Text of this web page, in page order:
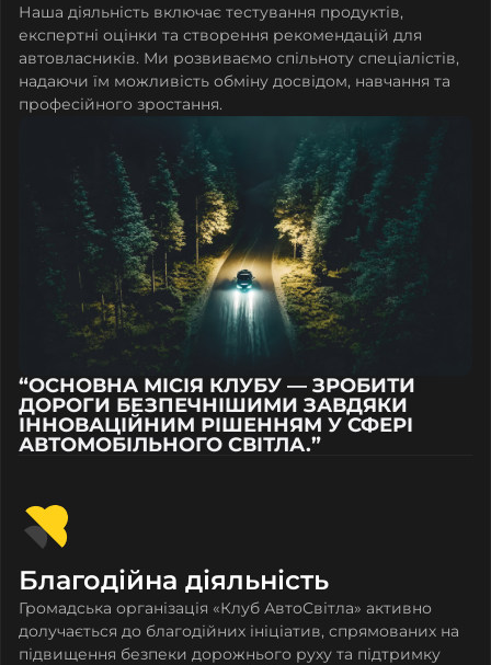
Наша діяльність включає тестування продуктів,
експертні оцінки та створення рекомендацій для
автовласників. Ми розвиваємо спільноту спеціалістів,
надаючи їм можливість обміну досвідом, навчання та
професійного зростання.
“ОСНОВНА МІСІЯ КЛУБУ — ЗРОБИТИ
ДОРОГИ БЕЗПЕЧНІШИМИ ЗАВДЯКИ
ІННОВАЦІЙНИМ РІШЕННЯМ У СФЕРІ
АВТОМОБІЛЬНОГО СВІТЛА.”
Благодійна діяльність
Громадська організація «Клуб АвтоСвітла» активно
долучається до благодійних ініціатив, спрямованих на
підвищення безпеки дорожнього руху та підтримку